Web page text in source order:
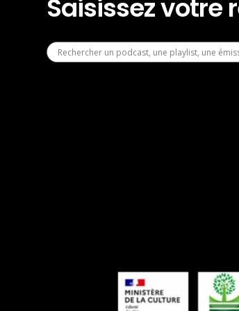
Saisissez votre